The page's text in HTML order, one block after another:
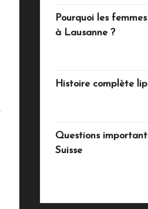
Pourquoi les
à Lausanne ?
Histoire complète
Questions
Suisse